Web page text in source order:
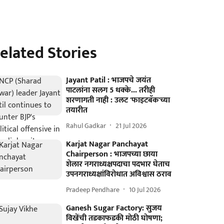
Stories
Jayant Patil : भाजपचे जयंत
पाटलांना सलग 5 धक्के... तरीही
शरणागती नाही : उलट 'फाइटबॅक'च्या
तयारीत
Rahul Gadkar 21 Jul 2026
Karjat Nagar Panchayat
Chairperson : भाजपच्या छाया
शेलार नगराध्यक्षपदाचा पदभार घेताच
उपनगराध्यक्षांविरोधात अविश्वास ठराव
Pradeep Pendhare 10 Jul 2026
Ganesh Sugar Factory: सुजय
विखेंची तडकाफडकी मोठी घोषणा;